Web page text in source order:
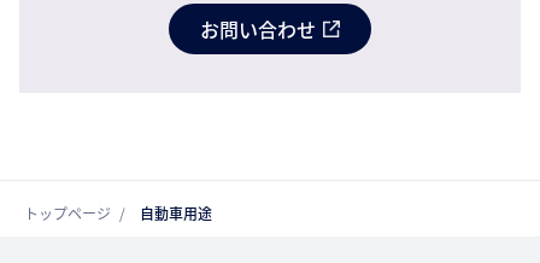
お問い合わせ
トップページ 自動車用途